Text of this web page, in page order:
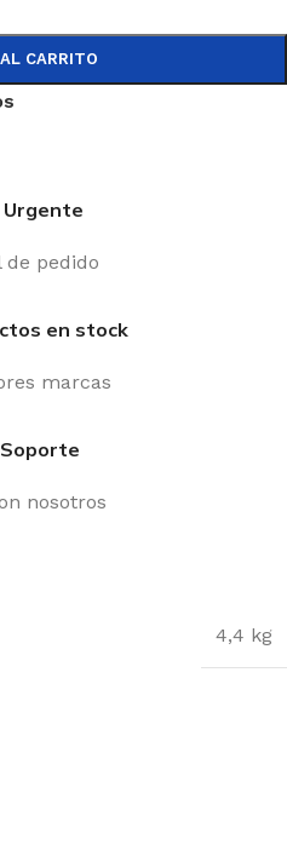
CARRITO
Urgente
de pedido
en stock
marcas
nosotros
4,4 kg